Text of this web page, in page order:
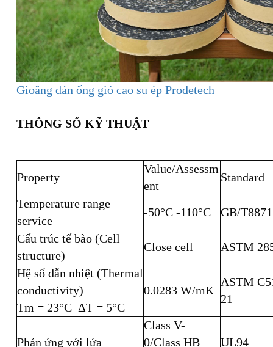
Gioăng dán ống gió cao su ép Prodetech
THÔNG SỐ KỸ THUẬT
Property
Value/Assessm
ent
Standard
Temperature range
service
-50°C -110°C
GB/T8871
Cấu trúc tế bào (Cell
structure)
Close cell
ASTM
Hệ số dẫn nhiệt (Thermal
conductivity)
Tm = 23°C ΔT = 5°C
0.0283 W/mK
ASTM
21
Phản ứng với lửa
Class V-
0/Class HB
UL94